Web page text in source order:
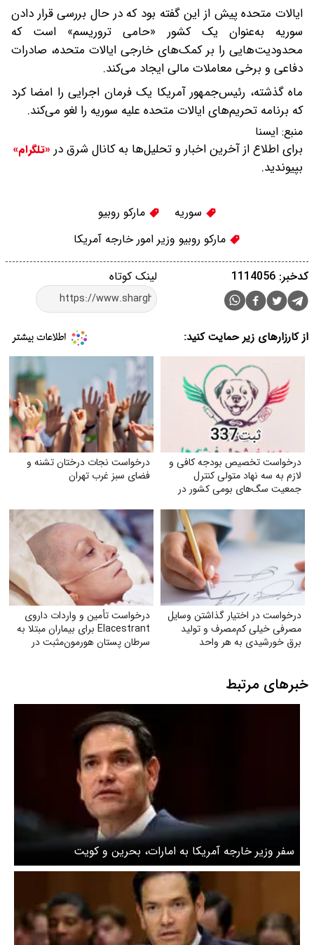
ایالات متحده پیش از این گفته بود که در حال بررسی قرار دادن
سوریه به‌عنوان یک کشور «حامی تروریسم» است که
محدودیت‌هایی را بر کمک‌های خارجی ایالات متحده، صادرات
دفاعی و برخی معاملات مالی ایجاد می‌کند.
ماه گذشته، رئیس‌جمهور آمریکا یک فرمان اجرایی را امضا کرد
که برنامه تحریم‌های ایالات متحده علیه سوریه را لغو می‌کند.
منبع: ايسنا
برای اطلاع از آخرین اخبار و تحلیل‌ها به کانال شرق در «تلگرام»
بپیوندید.
سوریه
مارکو روبیو
مارکو روبیو وزیر امور خارجه آمریکا
لینک کوتاه کدخبر: 1114056
از کارزارهای زیر حمایت کنید:
درخواست تخصیص بودجه کافی و
لازم به سه نهاد متولی کنترل
جمعیت سگ‌های بومی کشور در
درخواست نجات درختان تشنه و
فضای سبز غرب تهران
درخواست در اختیار گذاشتن وسایل
مصرفی خیلی کم‌مصرف و تولید
برق خورشیدی به هر واحد
درخواست تأمین و واردات داروی
Elacestrant برای بیماران مبتلا به
سرطان پستان هورمون‌مثبت در
خبرهای مرتبط
سفر وزیر خارجه آمریکا به امارات، بحرین و کویت